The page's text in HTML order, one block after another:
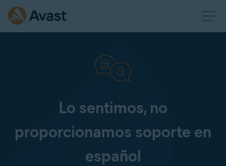
Lo sentimos, no
proporcionamos soporte en
español